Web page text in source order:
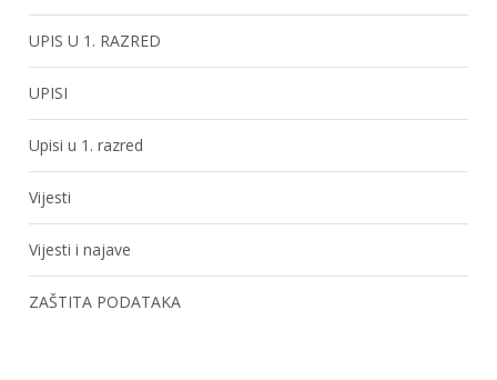
UPIS U 1. RAZRED
UPISI
Upisi u 1. razred
Vijesti
Vijesti i najave
ZAŠTITA PODATAKA